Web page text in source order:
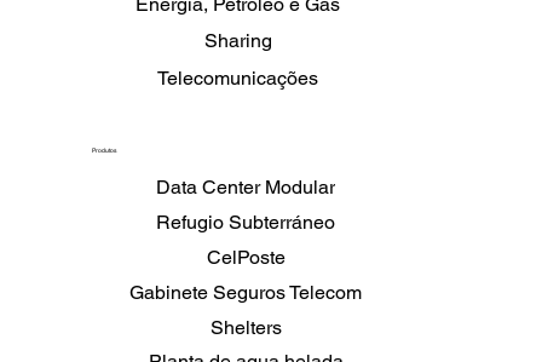
Produtos
Refugio Subterráneo
CelPoste
Data Center Modular
Gabinete Seguros Telecom
Shelters
Telecomunicações
Sharing